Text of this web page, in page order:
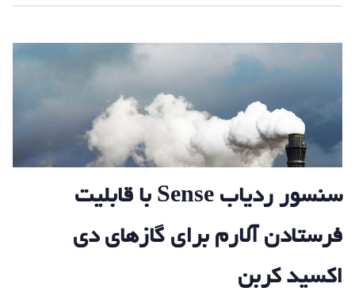
سنسور ردیاب Sense با قابلیت
فرستادن آلارم برای گازهای دی
اکسید کربن